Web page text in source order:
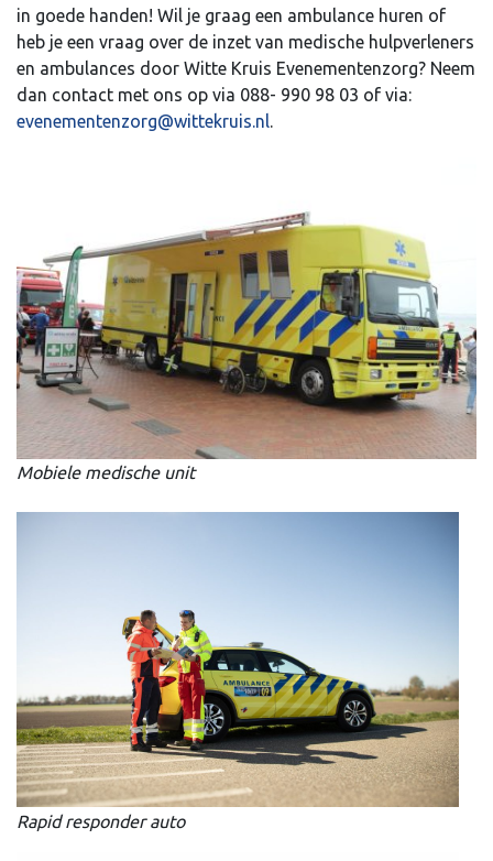
in goede handen! Wil je graag een ambulance huren of
heb je een vraag over de inzet van medische hulpverleners
en ambulances door Witte Kruis Evenementenzorg? Neem
dan contact met ons op via 088- 990 98 03 of via:
evenementenzorg@wittekruis.nl.
Mobiele medische unit
Rapid responder auto